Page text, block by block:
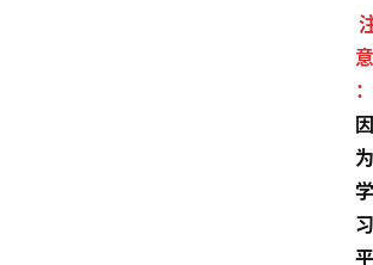
意
：
因
为
学
习
平